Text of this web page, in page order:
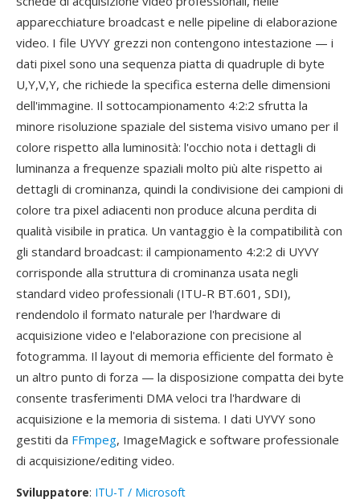
apparecchiature broadcast e nelle pipeline di elaborazione
video. I file UYVY grezzi non contengono intestazione — i
dati pixel sono una sequenza piatta di quadruple di byte
U,Y,V,Y, che richiede la specifica esterna delle dimensioni
dell'immagine. Il sottocampionamento 4:2:2 sfrutta la
minore risoluzione spaziale del sistema visivo umano per il
colore rispetto alla luminosità: l'occhio nota i dettagli di
luminanza a frequenze spaziali molto più alte rispetto ai
dettagli di crominanza, quindi la condivisione dei campioni di
colore tra pixel adiacenti non produce alcuna perdita di
qualità visibile in pratica. Un vantaggio è la compatibilità con
gli standard broadcast: il campionamento 4:2:2 di UYVY
corrisponde alla struttura di crominanza usata negli
standard video professionali (ITU-R BT.601, SDI),
rendendolo il formato naturale per l'hardware di
acquisizione video e l'elaborazione con precisione al
fotogramma. Il layout di memoria efficiente del formato è
un altro punto di forza — la disposizione compatta dei byte
consente trasferimenti DMA veloci tra l'hardware di
acquisizione e la memoria di sistema. I dati UYVY sono
gestiti da FFmpeg, ImageMagick e software professionale
di acquisizione/editing video.
Sviluppatore: ITU-T / Microsoft